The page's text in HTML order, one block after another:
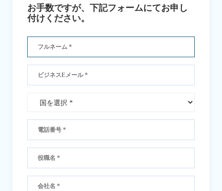
お手数ですが、下記フォームにてお申し
付けください。